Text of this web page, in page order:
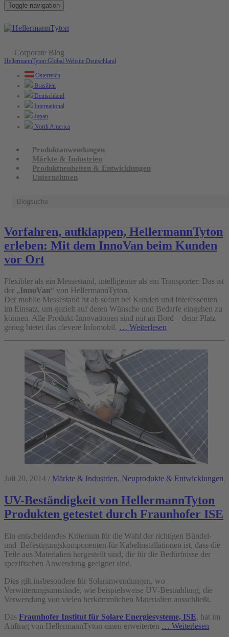
Toggle navigation
Corporate Blog
HellermannTyton Global Website Deutschland
Österreich
Brasilien
Deutschland
International
Japan
North America
Produktanwendungen
Märkte & Industrien
Produktneuheiten & Entwicklungen
Unternehmen
Schlagwort:T-Serie
Vorfahren, aufklappen, HellermannTyton
erleben: Mit dem InnoVan beim Kunden
vor Ort
Flexibler als ein Messestand, intelligenter als ein Transporter: Das ist
der „InnoVan“ von HellermannTyton.
Der mobile Messestand ist ab sofort bei Kunden und Interessenten
im Einsatz, um gezielt auf deren Wünsche und Bedarfe eingehen zu
können. Alle Produkt-Innovationen sind mit an Bord – denn Platz
genug bietet das clevere Infomobil. … Weiterlesen
Juli 20. 2014 / Märkte & Industrien, Neuprodukte & Entwicklungen
UV-Beständigkeit von HellermannTyton
Produkten getestet durch Fraunhofer ISE
Ein entscheidendes Kriterium für die Wahl der richtigen Bündel-
und Befestigungskomponenten für Kabelinstallationen ist, dass die
Teile aus Materialien hergestellt sind, die für die Bedürfnisse der
spezifischen Anwendung geeignet sind.
Dies gilt insbesondere für Solaranwendungen, wo
Verwitterungsumstände, wie beispielsweise UV-Bestrahlung, die
Verwendung von vielen herkömmlichen Materialien ausschließt.
Das Fraunhofer Institut für Solare Energiesysteme, ISE, hat im
Auftrag von HellermannTyton einen erweiterten … Weiterlesen